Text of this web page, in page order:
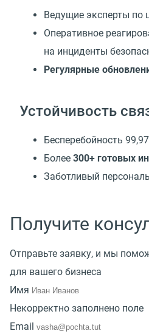
Ведущие эксперты по
Оперативное
на инциденты
Регулярные
Устойчивость
Бесперебойность
Более 300+ готовых
Заботливый
Получите
Отправьте заявку, и мы
для вашего бизнеса
Имя
Некорректно заполнено поле
Email